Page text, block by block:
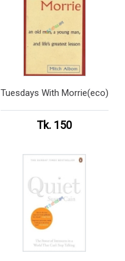
Tuesdays With Morrie(eco)
Tk. 150